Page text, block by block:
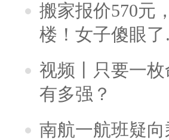
搬家报价570元
楼！女子傻眼
视频丨只要一
有多强？
南航一航班疑